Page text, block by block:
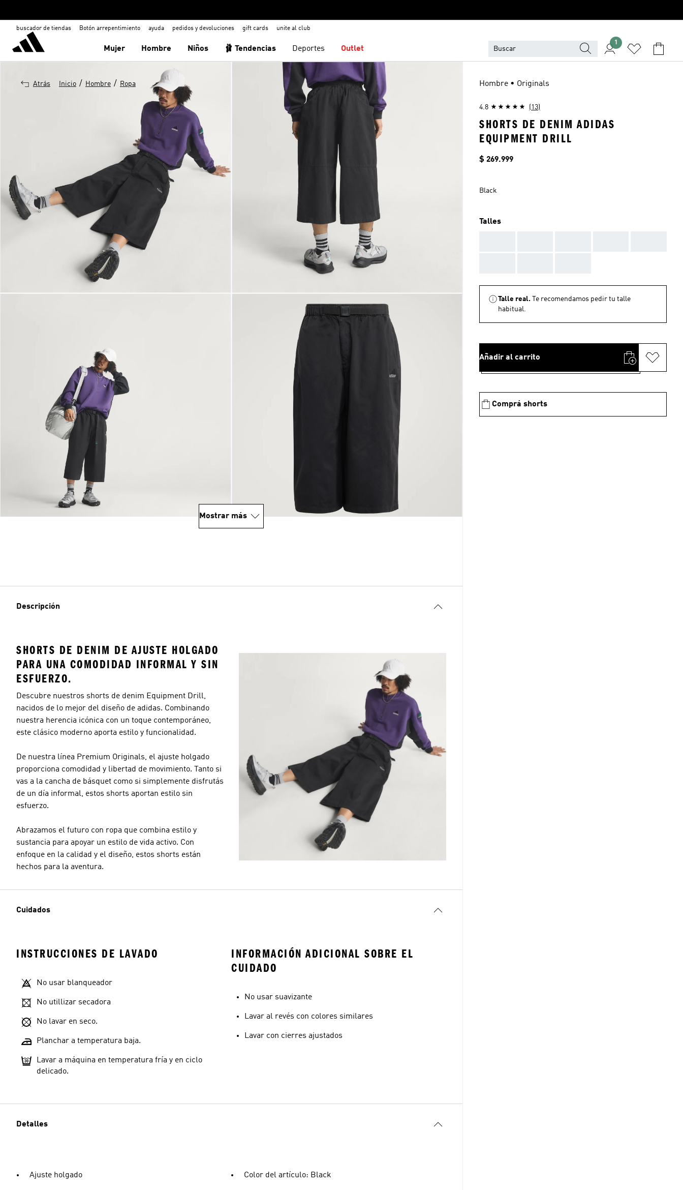
buscador de tiendas Botón arrepentimiento ayuda pedidos y devoluciones gift cards unite al club
Mujer Hombre Niños 🩰 Tendencias Deportes Outlet
1
Atrás Inicio / Hombre / Ropa
Mostrar más
Descripción
SHORTS DE DENIM DE AJUSTE HOLGADO
PARA UNA COMODIDAD INFORMAL Y SIN
ESFUERZO.
Descubre nuestros shorts de denim Equipment Drill,
nacidos de lo mejor del diseño de adidas. Combinando
nuestra herencia icónica con un toque contemporáneo,
este clásico moderno aporta estilo y funcionalidad.
De nuestra línea Premium Originals, el ajuste holgado
proporciona comodidad y libertad de movimiento. Tanto si
vas a la cancha de básquet como si simplemente disfrutás
de un día informal, estos shorts aportan estilo sin
esfuerzo.
Abrazamos el futuro con ropa que combina estilo y
sustancia para apoyar un estilo de vida activo. Con
enfoque en la calidad y el diseño, estos shorts están
hechos para la aventura.
Cuidados
INSTRUCCIONES DE LAVADO
No usar blanqueador
No utillizar secadora
No lavar en seco.
Planchar a temperatura baja.
Lavar a máquina en temperatura fría y en ciclo
delicado.
INFORMACIÓN ADICIONAL SOBRE EL
CUIDADO
No usar suavizante
Lavar al revés con colores similares
Lavar con cierres ajustados
Detalles
Ajuste holgado Color del artículo: Black
Hombre • Originals
4.8 (13)
SHORTS DE DENIM ADIDAS
EQUIPMENT DRILL
Precio
$ 269.999
Black
Talles
Talle real.
Te recomendamos pedir tu talle
habitual.
Añadir al carrito
Comprá shorts